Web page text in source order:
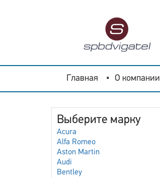
Главная О компании
Выберите марку
Acura
Alfa Romeo
Aston Martin
Audi
Bentley